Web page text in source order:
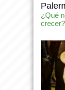
¿Qué
crecer?